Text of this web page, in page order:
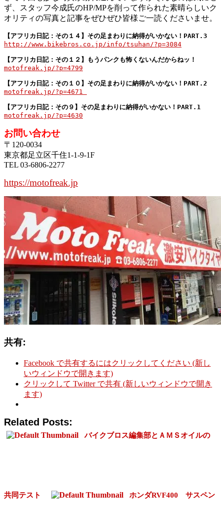
ず、スタッフ今成氏のHP/MPを削って作られた素晴らしいク
オリティの写真と記事をぜひぜひ皆様ご一読くださいませ。
http://www.bikebros.co.jp/info/tsuhan/?p=3084
motofreak.jp/?p=4799
【アフリカ日記：その１０】その足まわりに納得がいかない！PART.2
motofreak.jp/?p=4671
motofreak.jp/?p=4630
お問い合わせ
〒120-0034
東京都足立区千住1-1-9-1F
TEL 03-6806-2277
https://motofreak.jp
共有:
Facebook で共有するにはクリックしてください (新し
いウィンドウで開きます)
クリックして Twitter で共有 (新しいウィンドウで開き
ます)
Related Posts:
バイクブロス編集部とＡＭＳオイルの
共同テスト ホンダRVF400 サスペン